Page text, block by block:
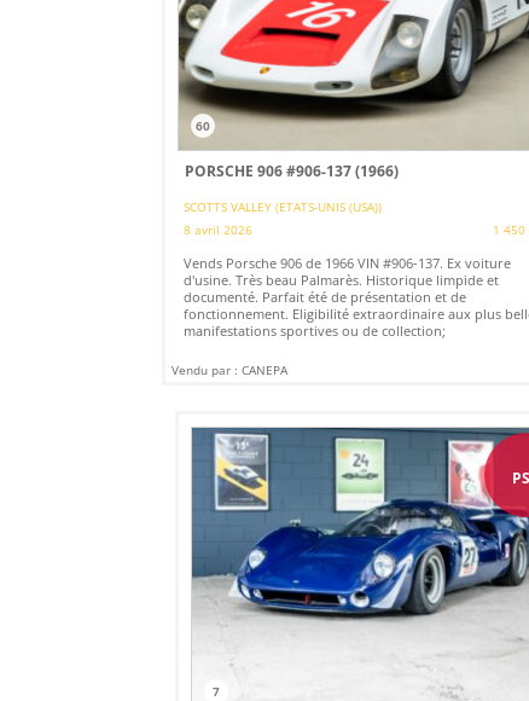
60
PORSCHE 906 #906-137 (1966)
SCOTTS VALLEY (ETATS-UNIS (USA))
8 avril 2026
1 450
Vends Porsche 906 de 1966 VIN #906-137. Ex voiture
d'usine. Très beau Palmarès. Historique limpide et
documenté. Parfait été de présentation et de
fonctionnement. Eligibilité extraordinaire aux plus
manifestations sportives ou de collection;
Vendu par : CANEPA
7